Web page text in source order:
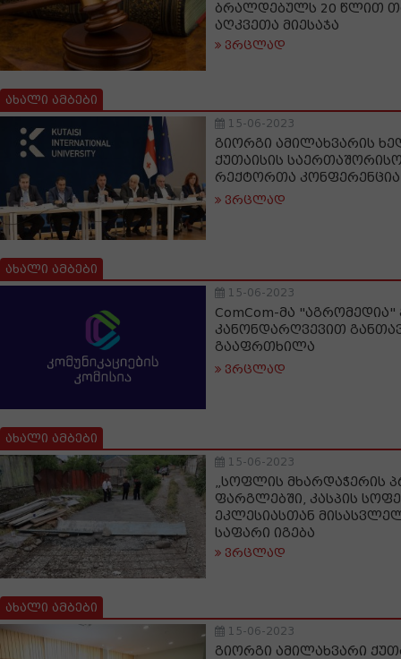
ბრალდებულს 20 წლით
აღკვეთა მიესაჯა
ვრცლად
ახალი ამბები
15-06-2023
გიორგი ამილახვარის
ქუთაისის
რექტორთა
ვრცლად
ახალი ამბები
15-06-2023
ComCom-მა
კანონდარღვევით
გააფრთხილა
ვრცლად
ახალი ამბები
15-06-2023
„სოფლის მხარდაჭერის
ფარგლებში, კასპის
ეკლესიასთან
საფარი იგება
ვრცლად
ახალი ამბები
15-06-2023
გიორგი ამილახვარი